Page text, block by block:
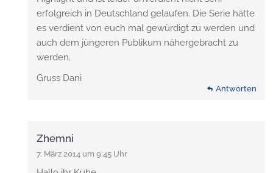
erfolgreich in Deutschland gelaufen. Die Serie hätte
es verdient von euch mal gewürdigt zu werden und
auch dem jüngeren Publikum nähergebracht zu
werden.
Gruss Dani
Antworten
Zhemni
7. März 2014 um 9:45 Uhr